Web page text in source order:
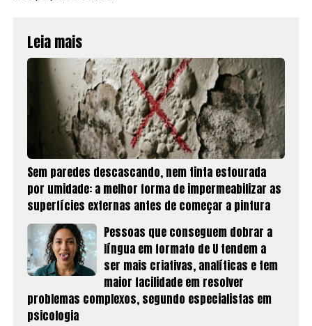
Leia mais
Sem paredes descascando, nem tinta estourada
por umidade: a melhor forma de impermeabilizar as
superfícies externas antes de começar a pintura
Pessoas que conseguem dobrar a
língua em formato de U tendem a
ser mais criativas, analíticas e tem
maior facilidade em resolver
problemas complexos, segundo especialistas em
psicologia